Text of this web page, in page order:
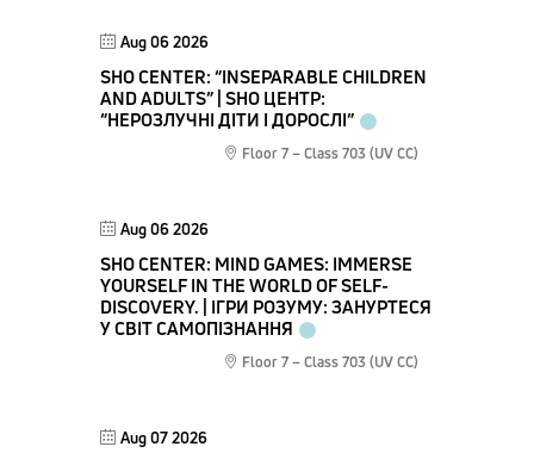
Aug 06 2026
SHO CENTER: “INSEPARABLE CHILDREN
AND ADULTS” | SHO ЦЕНТР:
“НЕРОЗЛУЧНІ ДІТИ І ДОРОСЛІ”
Floor 7 – Class 703 (UV CC)
Aug 06 2026
SHO CENTER: MIND GAMES: IMMERSE
YOURSELF IN THE WORLD OF SELF-
DISCOVERY. | ІГРИ РОЗУМУ: ЗАНУРТЕСЯ
У СВІТ САМОПІЗНАННЯ
Floor 7 – Class 703 (UV CC)
Aug 07 2026